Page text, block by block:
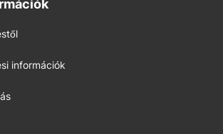
információk